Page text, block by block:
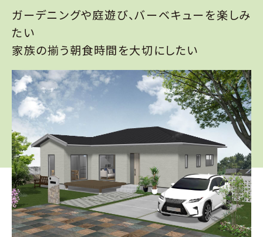
ガーデニングや庭遊び、バーベキューを楽しみ
たい
家族の揃う朝食時間を大切にしたい